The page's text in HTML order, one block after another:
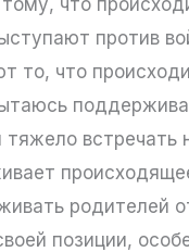
против
то, что
тяжело встречать
родителей
позиции,